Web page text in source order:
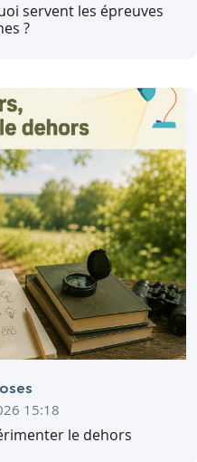
servent les épreuves
?
15:18
le dehors